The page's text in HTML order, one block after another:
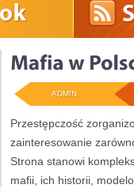
ADMIN
Przestępczość
zainteresowanie
Strona stanowi
mafii, ich historii,